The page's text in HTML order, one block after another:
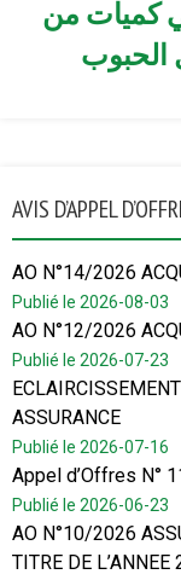
كميات من
الحبوب
AVIS D’APPEL
AO N°14/2026
Publié le 2026-08-03
AO N°12/2026
Publié le 2026-07-23
ASSURANCE
Publié le 2026-07-16
Appel d’Offres N°
Publié le 2026-06-23
AO N°10/2026
TITRE DE L’ANNEE